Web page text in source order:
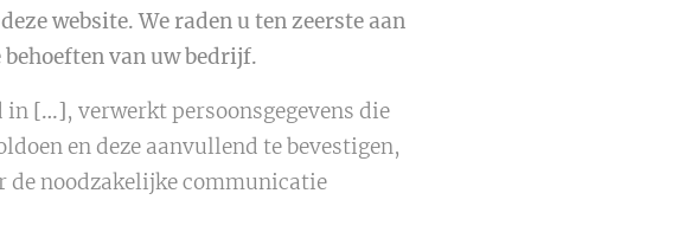
website. We raden u ten zeerste aan
van uw bedrijf.
in […], verwerkt persoonsgegevens die
en deze aanvullend te bevestigen,
de noodzakelijke communicatie